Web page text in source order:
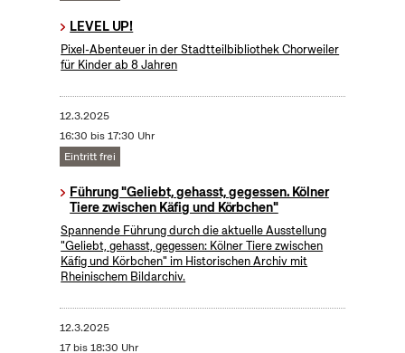
LEVEL UP!
Pixel-Abenteuer in der Stadtteilbibliothek Chorweiler
für Kinder ab 8 Jahren
12.3.2025
16:30 bis 17:30 Uhr
Eintritt frei
Führung "Geliebt, gehasst, gegessen. Kölner
Tiere zwischen Käfig und Körbchen"
Spannende Führung durch die aktuelle Ausstellung
"Geliebt, gehasst, gegessen: Kölner Tiere zwischen
Käfig und Körbchen" im Historischen Archiv mit
Rheinischem Bildarchiv.
12.3.2025
17 bis 18:30 Uhr